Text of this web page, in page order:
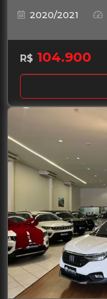
2020/2021
R$ 104.900